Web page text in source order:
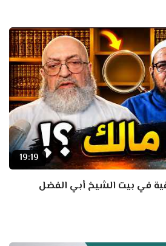
19:19
في بيت الشيخ أبي الفضل